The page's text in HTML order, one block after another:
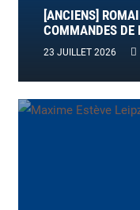
[ANCIENS]
COMMANDES DE
23 JUILLET 2026